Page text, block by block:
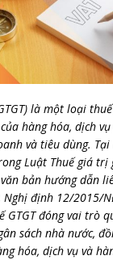
là một loại
hàng hóa, dịch
và tiêu dùng. Tại
Luật Thuế giá trị
bản hướng dẫn
định 12/2015/
GTGT đóng vai trò
sách nhà nước,
hóa, dịch vụ và